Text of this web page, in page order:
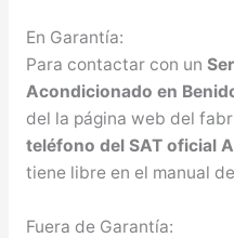
En Garantía:
Para contactar con un
Acondicionado en
del la página web del
teléfono del SAT oficial
tiene libre en el manual
Fuera de Garantía: